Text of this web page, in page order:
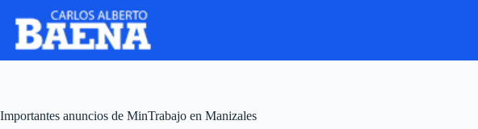
Importantes anuncios de MinTrabajo en Manizales